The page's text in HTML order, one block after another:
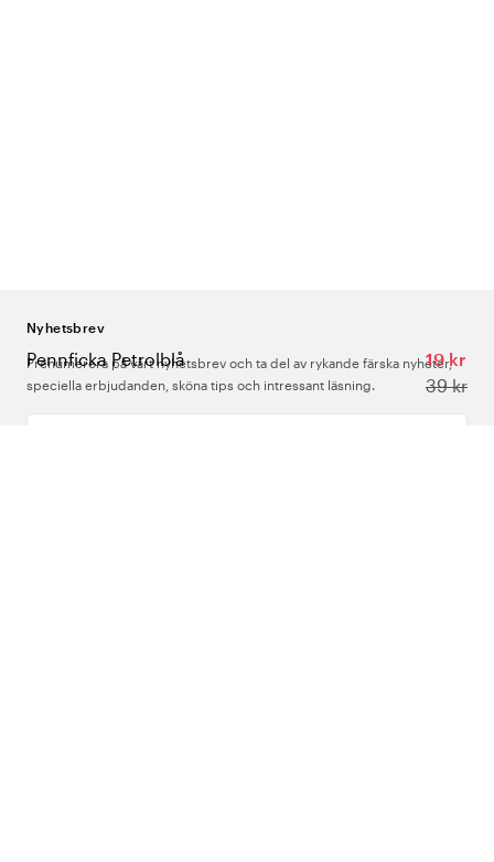
Pennficka Petrolblå
19 kr
39 kr
Nyhetsbrev
Prenumerera på vårt nyhetsbrev och ta del av rykande färska nyheter,
speciella erbjudanden, sköna tips och intressant läsning.
Ange din e-postadress